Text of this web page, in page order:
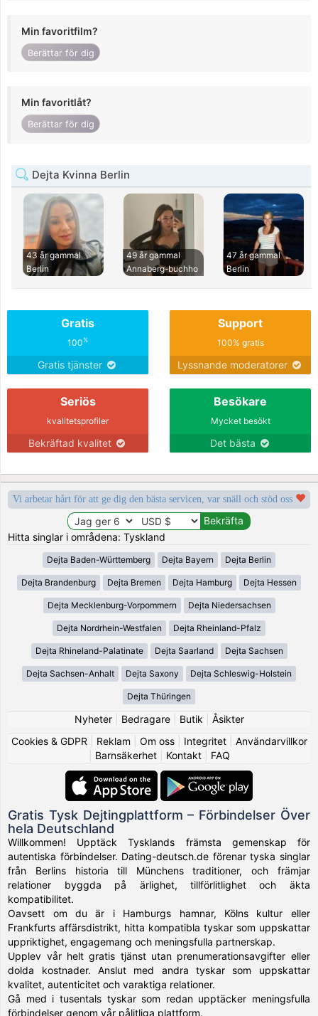
Min favoritfilm?
Berättar för dig
Min favoritlåt?
Berättar för dig
Dejta Kvinna Berlin
43 år gammal
Berlin
49 år gammal
Annaberg-buchho
47 år gammal
Berlin
Gratis
100%
Gratis tjänster
Support
100% gratis
Lyssnande moderatorer
Seriös
kvalitetsprofiler
Bekräftad kvalitet
Besökare
Mycket besökt
Det bästa
Vi arbetar hårt för att ge dig den bästa servicen, var snäll och stöd oss
Hitta singlar i områdena: Tyskland
Dejta Baden-Württemberg Dejta Bayern Dejta Berlin
Dejta Brandenburg Dejta Bremen Dejta Hamburg Dejta Hessen
Dejta Mecklenburg-Vorpommern Dejta Niedersachsen
Dejta Nordrhein-Westfalen Dejta Rheinland-Pfalz
Dejta Rhineland-Palatinate Dejta Saarland Dejta Sachsen
Dejta Sachsen-Anhalt Dejta Saxony Dejta Schleswig-Holstein
Dejta Thüringen
Nyheter| Bedragare| Butik
Åsikter
Cookies & GDPR
Reklam Om oss| Integritet| Användarvillkor
Barnsäkerhet| Kontakt| FAQ
Gratis Tysk Dejtingplattform – Förbindelser Över
hela Deutschland
Willkommen! Upptäck Tysklands främsta gemenskap för
autentiska förbindelser. Dating-deutsch.de förenar tyska singlar
från Berlins historia till Münchens traditioner, och främjar
relationer byggda på ärlighet, tillförlitlighet och äkta
kompatibilitet.
Oavsett om du är i Hamburgs hamnar, Kölns kultur eller
Frankfurts affärsdistrikt, hitta kompatibla tyskar som uppskattar
uppriktighet, engagemang och meningsfulla partnerskap.
Upplev vår helt gratis tjänst utan prenumerationsavgifter eller
dolda kostnader. Anslut med andra tyskar som uppskattar
kvalitet, autenticitet och varaktiga relationer.
Gå med i tusentals tyskar som redan upptäcker meningsfulla
förbindelser genom vår pålitliga plattform.